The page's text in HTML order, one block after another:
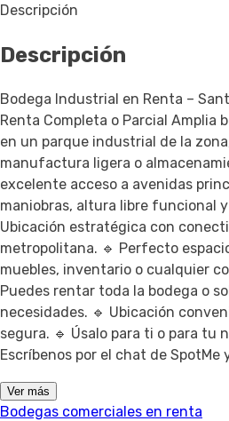
Descripción
Descripción
Bodega Industrial en Renta –
Renta Completa o Parcial Amplia
en un parque industrial de la
manufactura ligera o
excelente acceso a avenidas
maniobras, altura libre funcional
Ubicación estratégica con
metropolitana. 🔹 Perfecto
muebles, inventario o cualquier
Puedes rentar toda la bodega o
necesidades. 🔹 Ubicación
segura. 🔹 Úsalo para ti o para tu
Escríbenos por el chat de
Ver más
Bodegas comerciales en renta